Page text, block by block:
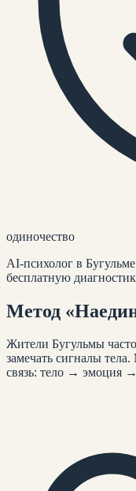
одиночество
AI-психолог в Бугульме
бесплатную
Метод
Жители Бугульмы
замечать сигналы
связь: тело → эмоция